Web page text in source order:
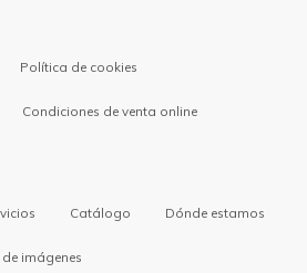
Política de cookies
Condiciones de venta online
Catálogo Dónde estamos
imágenes